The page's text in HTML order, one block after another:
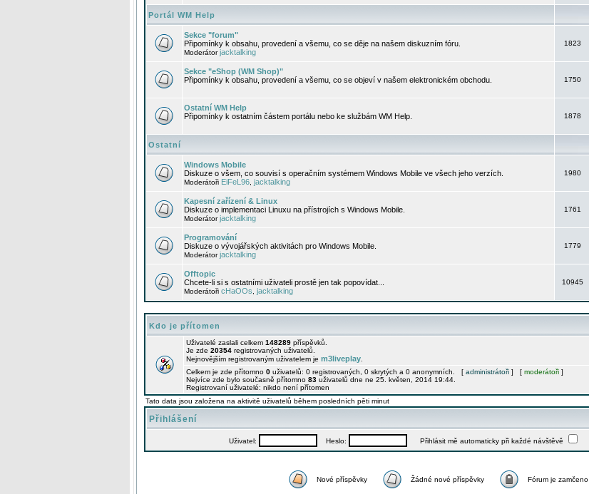
Portál WM Help
Sekce "forum"
Připomínky k obsahu, provedení a všemu, co se děje na našem diskuzním fóru.
Moderátorjacktalking
1823
Sekce "eShop (WM Shop)"
Připomínky k obsahu, provedení a všemu, co se objeví v našem elektronickém obchodu.
1750
Ostatní WM Help
Připomínky k ostatním částem portálu nebo ke službám WM Help.
1878
Ostatní
Windows Mobile
Diskuze o všem, co souvisí s operačním systémem Windows Mobile ve všech jeho verzích.
Moderátoři EiFeL96 jacktalking
1980
Kapesní zařízení & Linux
Diskuze o implementaci Linuxu na přístrojích s Windows Mobile.
Moderátorjacktalking
1761
Programování
Diskuze o vývojářských aktivitách pro Windows Mobile.
Moderátorjacktalking
1779
Offtopic
Chcete-li si s ostatními uživateli prostě jen tak popovídat...
Moderátoři cHaOOs jacktalking
10945
Kdo je přítomen
Uživatelé zaslali celkem 148289 příspěvků.
Je zde 20354 registrovaných uživatelů.
Nejnovějším registrovaným uživatelem je m3liveplay
Celkem je zde přítomno 0 uživatelů: 0 registrovaných, 0 skrytých a 0 anonymních. [ administrátoři ] [ moderátoři ]
Nejvíce zde bylo současně přítomno 83 uživatelů dne ne 25. květen, 2014 19:44.
Registrovaní uživatelé: nikdo není přítomen
Tato data jsou založena na aktivitě uživatelů během posledních pěti minut
Přihlášení
Uživatel: Heslo: Přihlásit mě automaticky při každé návštěvě
Nové příspěvky Žádné nové příspěvky Fórum je zamčeno